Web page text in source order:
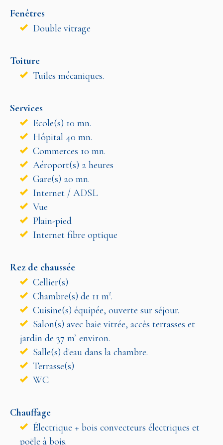
Fenêtres
Double vitrage
Toiture
Tuiles mécaniques.
Services
Ecole(s) 10 mn.
Hôpital 40 mn.
Commerces 10 mn.
Aéroport(s) 2 heures
Gare(s) 20 mn.
Internet / ADSL
Vue
Plain-pied
Internet fibre optique
Rez de chaussée
Cellier(s)
Chambre(s) de 11 m².
Cuisine(s) équipée, ouverte sur séjour.
Salon(s) avec baie vitrée, accès terrasses et
jardin de 37 m² environ.
Salle(s) d'eau dans la chambre.
Terrasse(s)
WC
Chauffage
Électrique + bois convecteurs électriques et
poële à bois.